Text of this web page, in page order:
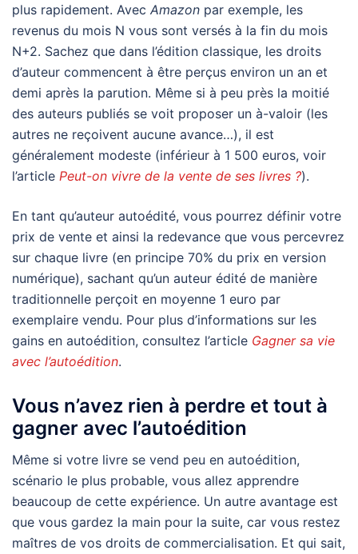
plus rapidement. Avec Amazon par exemple, les
revenus du mois N vous sont versés à la fin du mois
N+2. Sachez que dans l’édition classique, les droits
d’auteur commencent à être perçus environ un an et
demi après la parution. Même si à peu près la moitié
des auteurs publiés se voit proposer un à-valoir (les
autres ne reçoivent aucune avance…), il est
généralement modeste (inférieur à 1 500 euros, voir
l’article Peut-on vivre de la vente de ses livres ?).
En tant qu’auteur autoédité, vous pourrez définir votre
prix de vente et ainsi la redevance que vous percevrez
sur chaque livre (en principe 70% du prix en version
numérique), sachant qu’un auteur édité de manière
traditionnelle perçoit en moyenne 1 euro par
exemplaire vendu. Pour plus d’informations sur les
gains en autoédition, consultez l’article Gagner sa vie
avec l’autoédition.
Vous n’avez rien à perdre et tout à
gagner avec l’autoédition
Même si votre livre se vend peu en autoédition,
scénario le plus probable, vous allez apprendre
beaucoup de cette expérience. Un autre avantage est
que vous gardez la main pour la suite, car vous restez
maîtres de vos droits de commercialisation. Et qui sait,